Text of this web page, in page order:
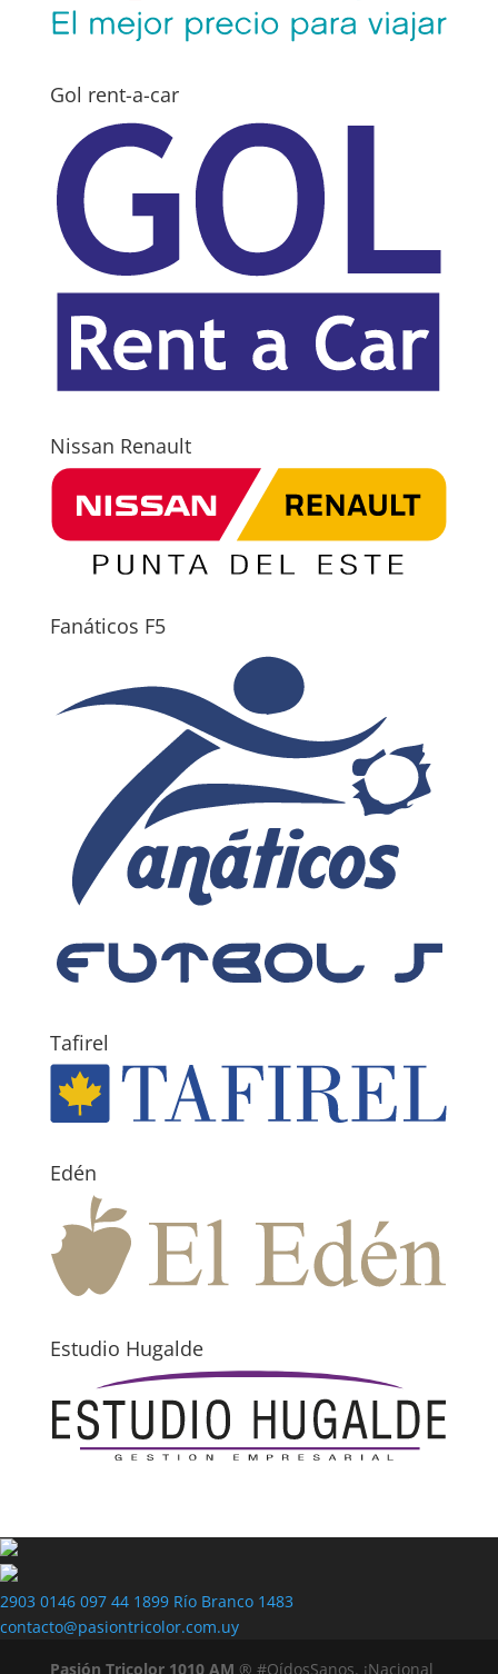
Gol rent-a-car
Nissan Renault
Fanáticos F5
Tafirel
Edén
Estudio Hugalde
2903 0146 097 44 1899 Río Branco 1483
contacto@pasiontricolor.com.uy
Pasión Tricolor 1010 AM ® #OídosSanos. ¡Nacional